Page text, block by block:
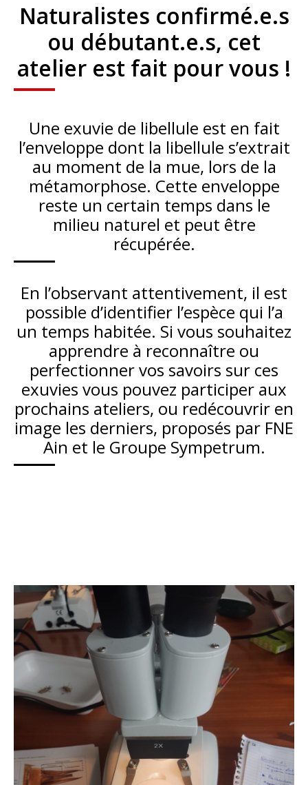
Naturalistes confirmé.e.s
ou débutant.e.s, cet
atelier est fait pour vous !
Une exuvie de libellule est en fait
l’enveloppe dont la libellule s’extrait
au moment de la mue, lors de la
métamorphose. Cette enveloppe
reste un certain temps dans le
milieu naturel et peut être
récupérée.
En l’observant attentivement, il est
possible d’identifier l’espèce qui l’a
un temps habitée. Si vous souhaitez
apprendre à reconnaître ou
perfectionner vos savoirs sur ces
exuvies vous pouvez participer aux
prochains ateliers, ou redécouvrir en
image les derniers, proposés par FNE
Ain et le Groupe Sympetrum.